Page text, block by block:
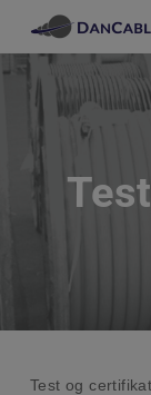
content
Test og